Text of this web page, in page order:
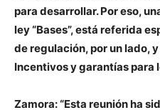
para desarrollar. Por eso,
ley “Bases”, está referida
de regulación, por un lado,
Incentivos y garantías para
Zamora: “Esta reunión ha